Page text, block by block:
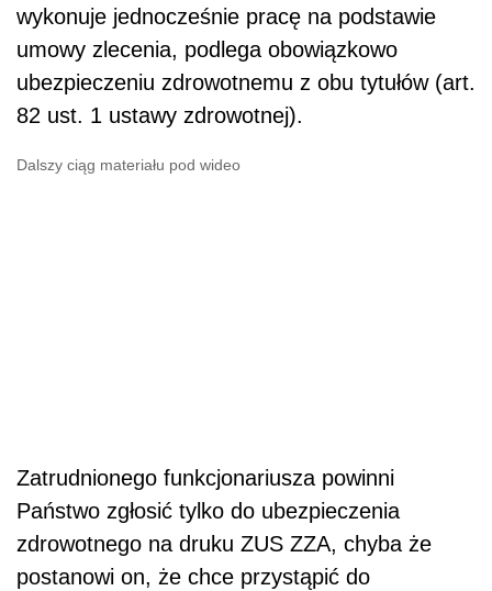
wykonuje jednocześnie pracę na podstawie
umowy zlecenia, podlega obowiązkowo
ubezpieczeniu zdrowotnemu z obu tytułów (art.
82 ust. 1 ustawy zdrowotnej).
Dalszy ciąg materiału pod wideo
Zatrudnionego funkcjonariusza powinni
Państwo zgłosić tylko do ubezpieczenia
zdrowotnego na druku ZUS ZZA, chyba że
postanowi on, że chce przystąpić do